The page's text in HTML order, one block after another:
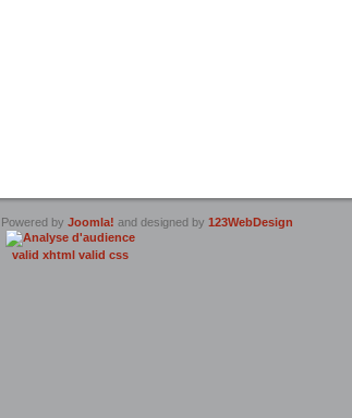
by Joomla! and designed by 123WebDesign
valid xhtml valid css